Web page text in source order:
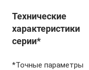
Технические
характеристики
серии*
*Точные параметры